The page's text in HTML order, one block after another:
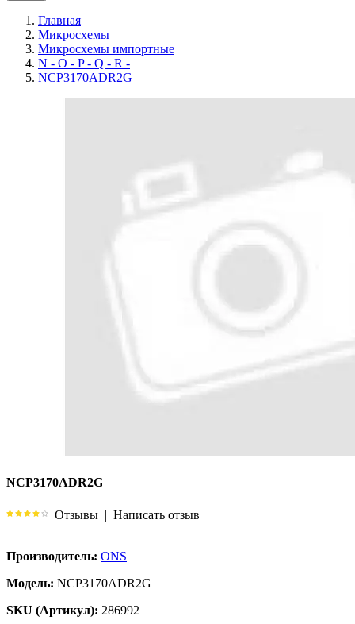
Главная
Микросхемы
Микросхемы импортные
N - O - P - Q - R -
NCP3170ADR2G
NCP3170ADR2G
Отзывы | Написать отзыв
Производитель: ONS
Модель: NCP3170ADR2G
SKU (Артикул): 286992